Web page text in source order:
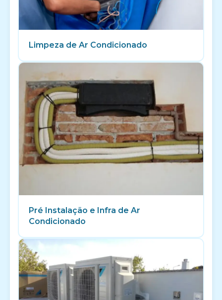
Limpeza de Ar Condicionado
Pré Instalação e Infra de Ar
Condicionado